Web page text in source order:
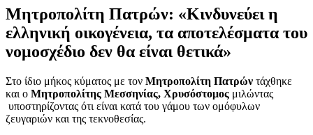
Μητροπολίτη Πατρών: «Κινδυνεύει η
ελληνική οικογένεια, τα αποτελέσματα του
νομοσχέδιο δεν θα είναι θετικά»
Στο ίδιο μήκος κύματος με τον Μητροπολίτη Πατρών τάχθηκε
και ο Μητροπολίτης Μεσσηνίας, Χρυσόστομος μιλώντας
υποστηρίζοντας ότι είναι κατά του γάμου των ομόφυλων
ζευγαριών και της τεκνοθεσίας.